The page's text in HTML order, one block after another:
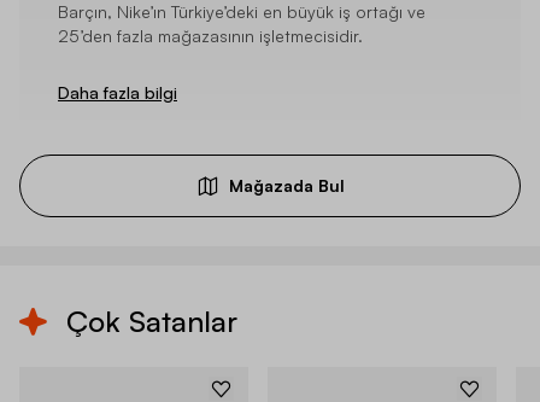
Barçın, Nike’ın Türkiye’deki en büyük iş ortağı ve
25’den fazla mağazasının işletmecisidir.
Daha fazla bilgi
Mağazada Bul
Çok Satanlar